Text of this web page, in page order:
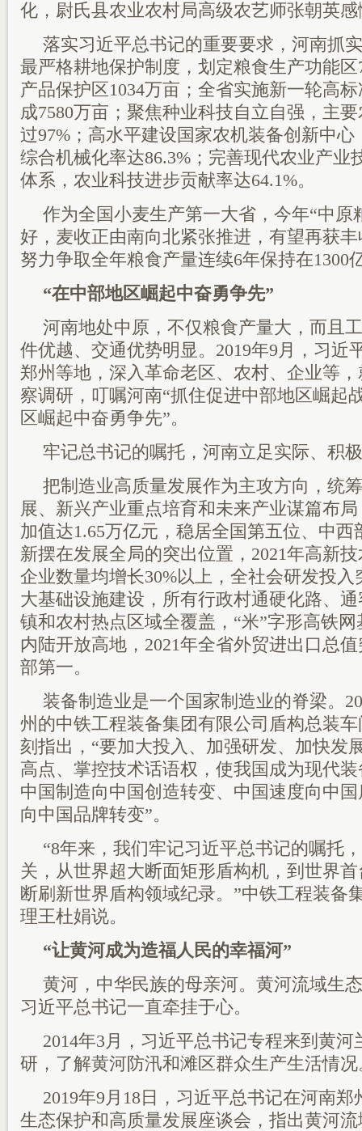
化，尉氏县农业农村局高级农艺师张朝英
落实习近平总书记的重要要求，河南抓
最严格耕地保护制度，划定粮食生产功能区
产品保护区1034万亩；全省实施新一轮高
成7580万亩；聚焦种业科技自立自强，主
过97%；高水平建设国家农机装备创新中
综合机械化率达86.3%；完善现代农业产业
体系，农业科技进步贡献率达64.1%。
作为全国小麦生产第一大省，今年“中原
好，麦收正由南向北紧张推进，有望再获
努力争取全年粮食产量连续6年保持在1300
“在中部地区崛起中奋勇争先”
河南地处中原，不仅粮食产量大，而且
件优越、交通优势明显。2019年9月，习近
郑州等地，深入革命老区、农村、企业等
察调研，叮嘱河南“抓住促进中部地区崛起
区崛起中奋勇争先”。
牢记总书记的嘱托，河南立足实际、积
把制造业高质量发展作为主攻方向，统
展、新兴产业重点培育和未来产业谋篇布
加值达1.65万亿元，稳居全国第五位、中
新摆在发展全局的突出位置，2021年高新
企业数量均增长30%以上，全社会研发投
大基础设施建设，所有行政村通硬化路、
镇和农村热点区域全覆盖，“米”字形高铁
内陆开放高地，2021年全省外贸进出口总
部第一。
装备制造业是一个国家制造业的脊梁。
州的中铁工程装备集团有限公司盾构总装
刻指出，“要加大投入、加强研发、加快发
高点、掌控技术话语权，使我国成为现代
中国制造向中国创造转变、中国速度向中
向中国品牌转变”。
“8年来，我们牢记习近平总书记的嘱托
关，从世界超大断面矩形盾构机，到世界
断刷新世界盾构领域纪录。”中铁工程装备
理王杜娟说。
“让黄河成为造福人民的幸福河”
黄河，中华民族的母亲河。黄河流域生
习近平总书记一直牵挂于心。
2014年3月，习近平总书记专程来到黄
研，了解黄河防汛和滩区群众生产生活情况
2019年9月18日，习近平总书记在河南
生态保护和高质量发展座谈会，指出黄河